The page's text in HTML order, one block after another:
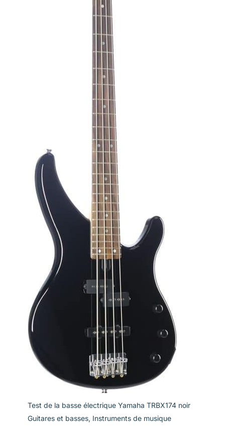
Test de la basse électrique Yamaha TRBX174 noir
Guitares et basses, Instruments de musique